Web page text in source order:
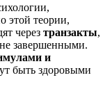
этой теории,
через транзакты,
завершенными.
и
быть здоровыми